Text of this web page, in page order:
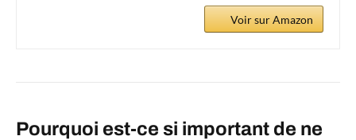
Voir sur Amazon
Pourquoi est-ce si important de ne